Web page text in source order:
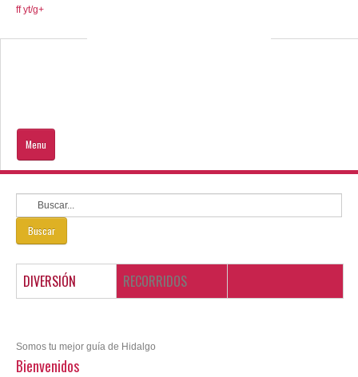
ff yt/g+
Menu
Hidalgo
Que Visitar
DE TU INTERÉS
Buscar
DIVERSIÓN RECORRIDOS
Somos tu mejor guía de Hidalgo
Bienvenidos